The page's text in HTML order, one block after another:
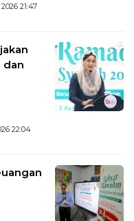
21:47
dan
22:04